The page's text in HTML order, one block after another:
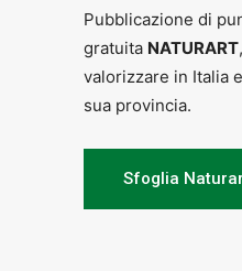
Pubblicazione di
gratuita NATURART
valorizzare in Italia
sua provincia.
Sfoglia